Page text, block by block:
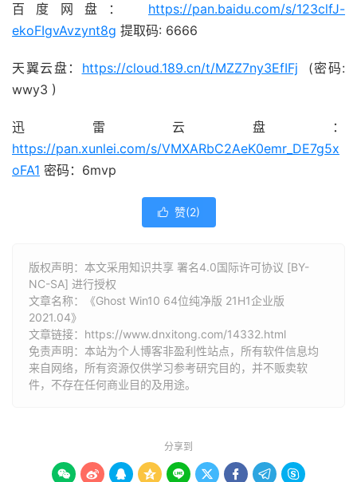
百度网盘： https://pan.baidu.com/s/123clfJ-
ekoFIgvAvzynt8g 提取码: 6666
天翼云盘： https://cloud.189.cn/t/MZZ7ny3EfIFj (密码:
wwy3 )
迅雷云盘：
https://pan.xunlei.com/s/VMXARbC2AeK0emr_DE7g5x
oFA1 密码：6mvp
 赞(2)
版权声明：本文采用知识共享 署名4.0国际许可协议 [BY-
NC-SA] 进行授权
文章名称：《Ghost Win10 64位纯净版 21H1企业版
2021.04》
文章链接： https://www.dnxitong.com/14332.html
免责声明：本站为个人博客非盈利性站点，所有软件信息均
来自网络，所有资源仅供学习参考研究目的，并不贩卖软
件，不存在任何商业目的及用途。
分享到
        